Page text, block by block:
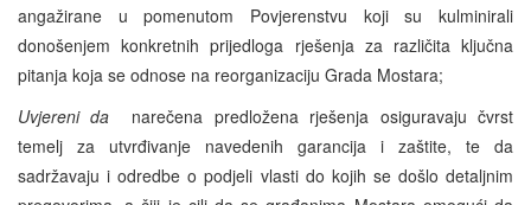
angažirane u pomenutom Povjerenstvu koji su kulminirali
donošenjem konkretnih prijedloga rješenja za različita ključna
pitanja koja se odnose na reorganizaciju Grada Mostara;
Uvjereni da
narečena predložena rješenja osiguravaju čvrst
temelj za utvrđivanje navedenih garancija i zaštite, te da
sadržavaju i odredbe o podjeli vlasti do kojih se došlo detaljnim